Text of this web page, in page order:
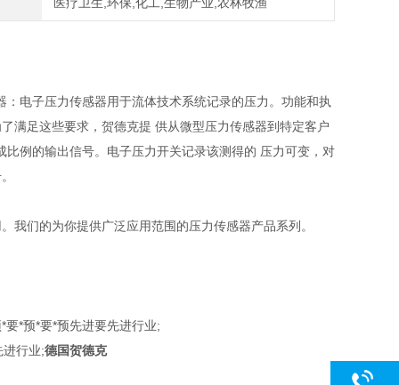
：电子压力传感器用于流体技术系统记录的压力。功能和执
满足这些要求，贺德克提 供从微型压力传感器到特定客户
例的输出信号。电子压力开关记录该测得的 压力可变，对
我们的为你提供广泛应用范围的压力传感器产品系列。
*预*要*预先进要先进行业;
进行业;德国贺德克